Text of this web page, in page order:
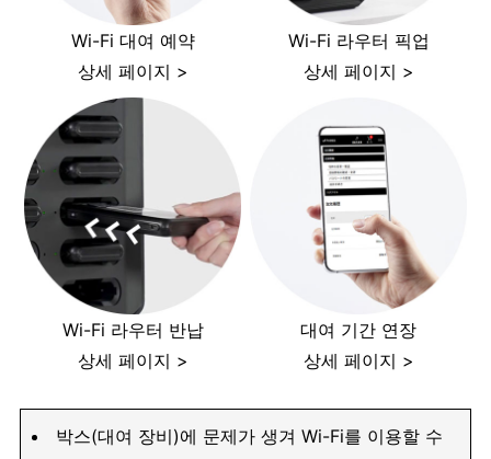
Wi-Fi 대여 예약
상세 페이지 >
Wi-Fi 라우터 픽업
상세 페이지 >
Wi-Fi 라우터 반납
상세 페이지 >
대여 기간 연장
상세 페이지 >
박스(대여 장비)에 문제가 생겨 Wi-Fi를 이용할 수